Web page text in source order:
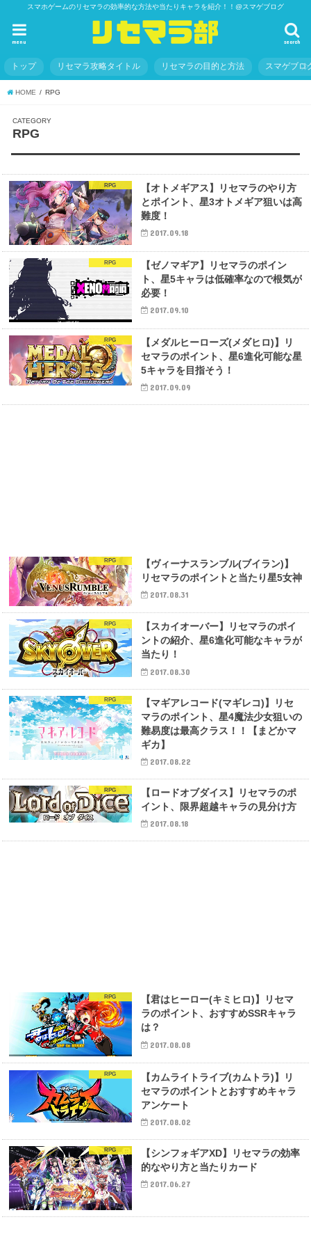
スマホゲームのリセマラの効率的な方法や当たりキャラを紹介！！@スマゲブログ
search
menu
トップ リセマラ攻略タイトル リセマラの目的と方法 スマゲブロ
HOME RPG
RPG
RPG
【オトメギアス】リセマラのやり方
とポイント、星3オトメギア狙いは高
難度！
2017.09.18
RPG
【ゼノマギア】リセマラのポイン
ト、星5キャラは低確率なので根気が
必要！
2017.09.10
RPG
【メダルヒーローズ(メダヒロ)】リ
セマラのポイント、星6進化可能な星
5キャラを目指そう！
2017.09.09
RPG
【ヴィーナスランブル(ブイラン)】
リセマラのポイントと当たり星5女神
2017.08.31
RPG
【スカイオーバー】リセマラのポイ
ントの紹介、星6進化可能なキャラが
当たり！
2017.08.30
RPG
【マギアレコード(マギレコ)】リセ
マラのポイント、星4魔法少女狙いの
難易度は最高クラス！！【まどかマ
ギカ】
2017.08.22
RPG
【ロードオブダイス】リセマラのポ
イント、限界超越キャラの見分け方
2017.08.18
RPG
【君はヒーロー(キミヒロ)】リセマ
ラのポイント、おすすめSSRキャラ
は？
2017.08.08
RPG
【カムライトライブ(カムトラ)】リ
セマラのポイントとおすすめキャラ
アンケート
2017.08.02
RPG
【シンフォギアXD】リセマラの効率
的なやり方と当たりカード
2017.06.27